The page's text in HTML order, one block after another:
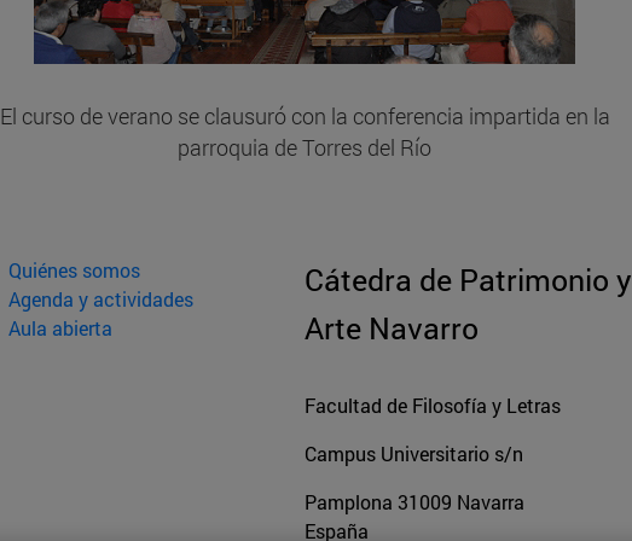
El curso de verano se clausuró con la conferencia impartida en la
parroquia de Torres del Río
Quiénes somos
Agenda y actividades
Aula abierta
Cátedra de Patrimonio y
Arte Navarro
Facultad de Filosofía y Letras
Campus Universitario s/n
Pamplona 31009 Navarra
España